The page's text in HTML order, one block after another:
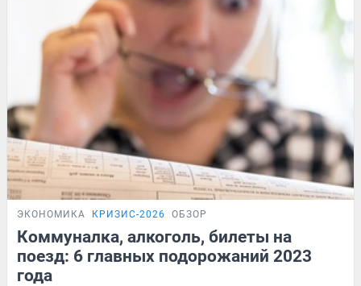
ЭКОНОМИКА КРИЗИС-2026 ОБЗОР
Коммуналка, алкоголь, билеты на
поезд: 6 главных подорожаний 2023
года